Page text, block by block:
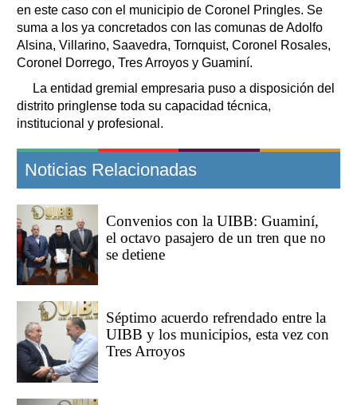
en este caso con el municipio de Coronel Pringles. Se
suma a los ya concretados con las comunas de Adolfo
Alsina, Villarino, Saavedra, Tornquist, Coronel Rosales,
Coronel Dorrego, Tres Arroyos y Guaminí.
La entidad gremial empresaria puso a disposición del
distrito pringlense toda su capacidad técnica,
institucional y profesional.
Noticias Relacionadas
Convenios con la UIBB: Guaminí,
el octavo pasajero de un tren que no
se detiene
Séptimo acuerdo refrendado entre la
UIBB y los municipios, esta vez con
Tres Arroyos